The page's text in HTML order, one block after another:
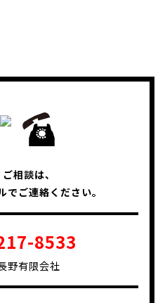
相談は、
でご連絡ください。
8533
野有限会社